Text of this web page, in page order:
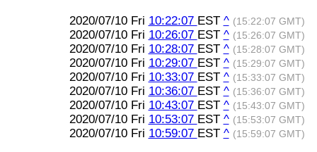
2020/07/10 Fri 10:22:07 EST ^ (15:22:07 GMT)
2020/07/10 Fri 10:26:07 EST ^ (15:26:07 GMT)
2020/07/10 Fri 10:28:07 EST ^ (15:28:07 GMT)
2020/07/10 Fri 10:29:07 EST ^ (15:29:07 GMT)
2020/07/10 Fri 10:33:07 EST ^ (15:33:07 GMT)
2020/07/10 Fri 10:36:07 EST ^ (15:36:07 GMT)
2020/07/10 Fri 10:43:07 EST ^ (15:43:07 GMT)
2020/07/10 Fri 10:53:07 EST ^ (15:53:07 GMT)
2020/07/10 Fri 10:59:07 EST ^ (15:59:07 GMT)